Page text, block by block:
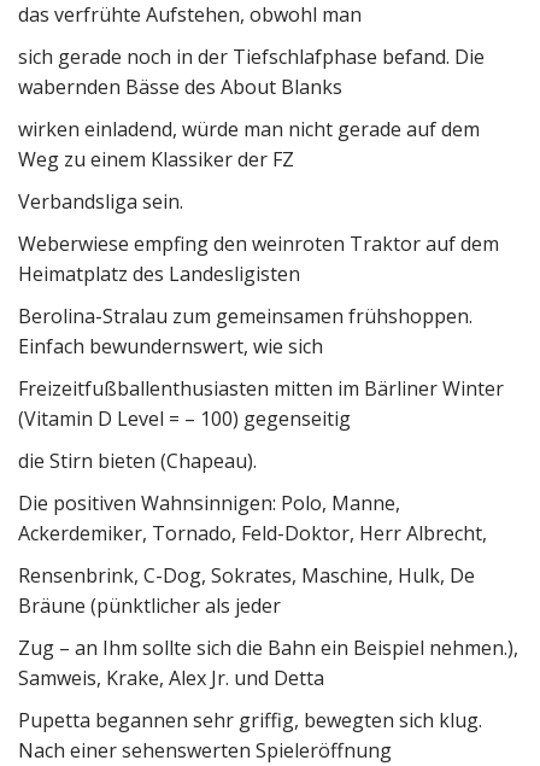
das verfrühte Aufstehen, obwohl man
sich gerade noch in der Tiefschlafphase befand. Die
wabernden Bässe des About Blanks
wirken einladend, würde man nicht gerade auf dem
Weg zu einem Klassiker der FZ
Verbandsliga sein.
Weberwiese empfing den weinroten Traktor auf dem
Heimatplatz des Landesligisten
Berolina-Stralau zum gemeinsamen frühshoppen.
Einfach bewundernswert, wie sich
Freizeitfußballenthusiasten mitten im Bärliner Winter
(Vitamin D Level = – 100) gegenseitig
die Stirn bieten (Chapeau).
Die positiven Wahnsinnigen: Polo, Manne,
Ackerdemiker, Tornado, Feld-Doktor, Herr Albrecht,
Rensenbrink, C-Dog, Sokrates, Maschine, Hulk, De
Bräune (pünktlicher als jeder
Zug – an Ihm sollte sich die Bahn ein Beispiel nehmen.),
Samweis, Krake, Alex Jr. und Detta
Pupetta begannen sehr griffig, bewegten sich klug.
Nach einer sehenswerten Spieleröffnung